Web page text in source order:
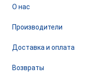
О нас
Производители
Доставка и оплата
Возвраты